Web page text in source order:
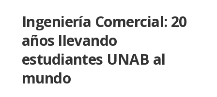
Ingeniería Comercial: 20
años llevando
estudiantes UNAB al
mundo